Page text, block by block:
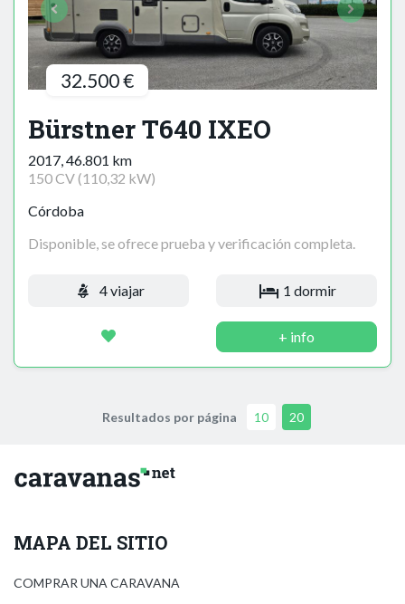
32.500 €
Bürstner T640 IXEO
2017, 46.801 km
150 CV (110,32 kW)
Córdoba
Disponible, se ofrece prueba y verificación completa.
4 viajar 1 dormir
+ info
Resultados por página 10 20
MAPA DEL SITIO
COMPRAR UNA CARAVANA